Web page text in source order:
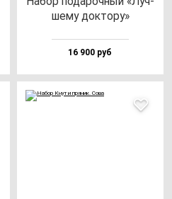
ше­му док­то­ру»
16 900 руб